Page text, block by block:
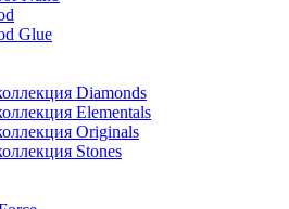
Glue
Diamonds
Elementals
Originals
Stones